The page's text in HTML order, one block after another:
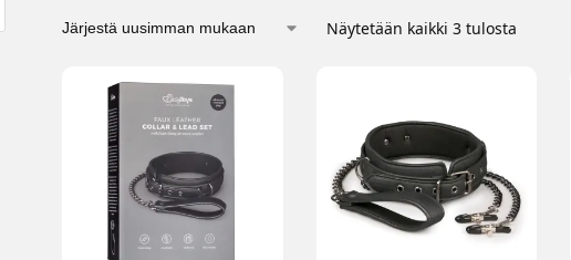
Näytetään kaikki 3 tulosta